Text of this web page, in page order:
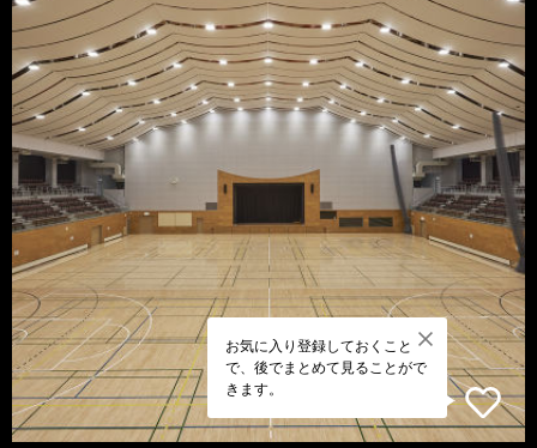
お気に入り登録しておくこと
で、後でまとめて見ることがで
きます。